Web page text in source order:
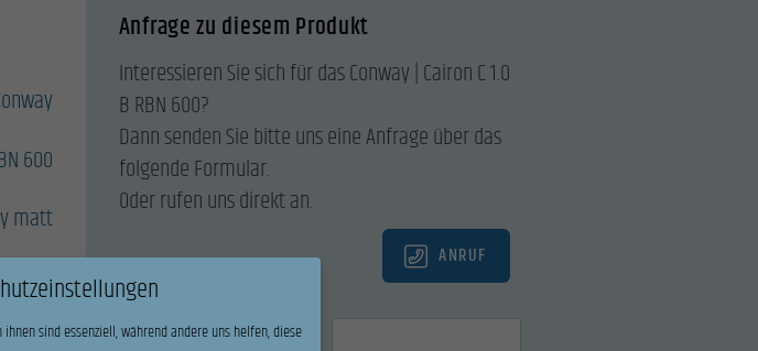
600
matt
Anfrage zu diesem Produkt
Interessieren Sie sich für das Conway | Cairon C 1.0
B RBN 600?
Dann senden Sie bitte uns eine Anfrage über das
folgende Formular.
Oder rufen uns direkt an.
ANRUF
Name*
sind essenziell, während andere uns helfen, diese